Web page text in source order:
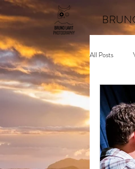
All Posts